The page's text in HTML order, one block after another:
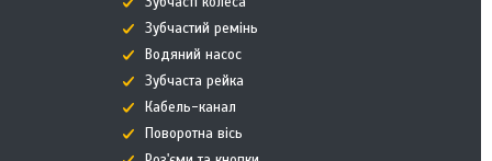
Зубчастий ремінь
Водяний насос
Зубчаста рейка
Кабель-канал
Поворотна вісь